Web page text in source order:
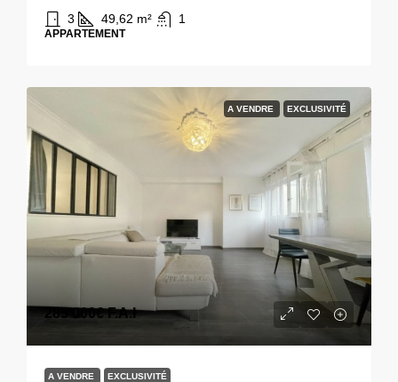
3 49,62 m² 1
APPARTEMENT
A VENDRE EXCLUSIVITÉ
285 000€F.A.I
A VENDRE EXCLUSIVITÉ